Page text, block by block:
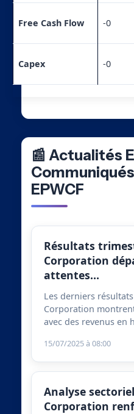
Free Cash Flow -0
Capex -0
📰 Actualités
EPWCF
Résultats
Corporation
attentes…
Les derniers résultats
Corporation
avec des revenus en
15/07/2025 à 08:00
Analyse
Corporation